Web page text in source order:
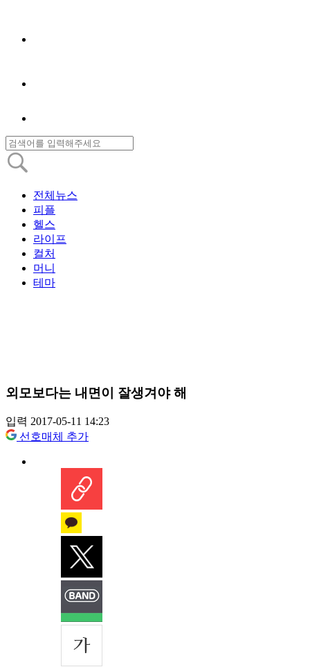
전체뉴스
피플
헬스
라이프
컬처
머니
테마
외모보다는 내면이 잘생겨야 해
입력 2017-05-11 14:23
선호매체 추가